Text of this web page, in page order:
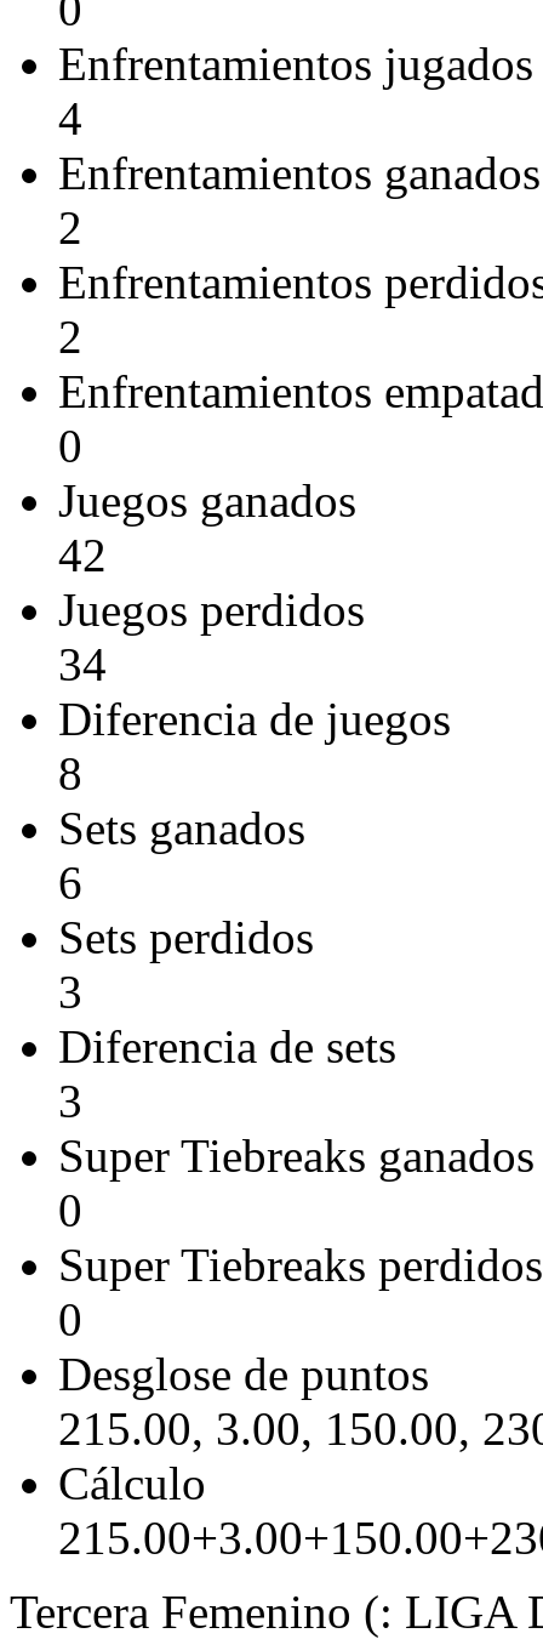
Enfrentamientos jugados
4
Enfrentamientos ganados
2
Enfrentamientos
2
Enfrentamientos
0
Juegos ganados
42
Juegos perdidos
34
Diferencia de juegos
8
Sets ganados
6
Sets perdidos
3
Diferencia de sets
3
Super Tiebreaks ganados
0
Super Tiebreaks perdidos
0
Desglose de puntos
215.00, 3.00, 150.00,
Cálculo
Tercera Femenino (: